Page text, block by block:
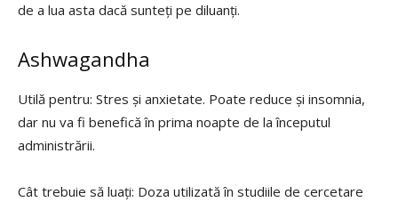
de a lua asta dacă sunteți pe diluanți.
Ashwagandha
Utilă pentru: Stres și anxietate. Poate reduce și insomnia,
dar nu va fi benefică în prima noapte de la începutul
administrării.
Cât trebuie să luați: Doza utilizată în studiile de cercetare